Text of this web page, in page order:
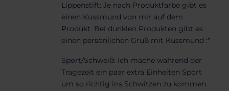
Lippenstift: Je nach Produktfarbe gibt es
einen Kussmund von mir auf dem
Produkt. Bei dunklen Produkten gibt es
einen persönlichen Gruß mit Kussmund :*
Sport/Schweiß: Ich mache während der
Tragezeit ein paar extra Einheiten Sport
um so richtig ins Schwitzen zu kommen